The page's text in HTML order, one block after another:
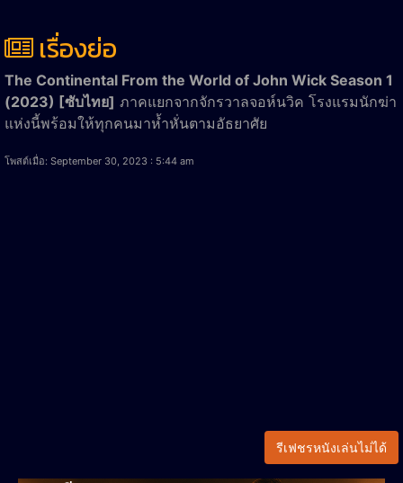
เรื่องย่อ
The Continental From the World of John Wick Season 1
(2023) [ซับไทย] ภาคแยกจากจักรวาลจอห์นวิค โรงแรมนักฆ่า
แห่งนี้พร้อมให้ทุกคนมาห้ำหั่นตามอัธยาศัย
โพสต์เมื่อ: September 30, 2023 : 5:44 am
รีเฟชรหนังเล่นไม่ได้